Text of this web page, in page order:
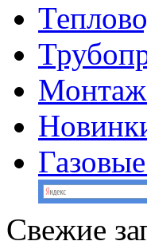
Монтаж
Свежие